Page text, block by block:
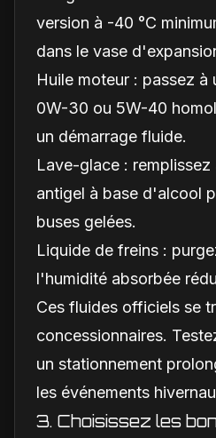
version à -40 °C
dans le vase
Huile moteur : passez à
0W-30 ou 5W-40
un démarrage fluide.
Lave-glace :
antigel à base d'alcool
buses gelées.
Liquide de freins :
l'humidité absorbée
Ces fluides officiels se
concessionnaires.
un stationnement
les événements
3. Choisissez les